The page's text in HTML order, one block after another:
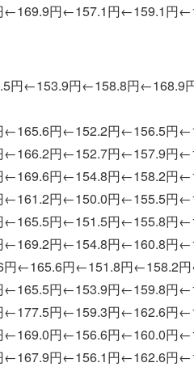
円←157.1円←159.1円
円←153.9円←158.8円←168.9
円←152.2円←156.5円
円←152.7円←157.9円
円←154.8円←158.2円
円←150.0円←155.5円
円←151.5円←155.8円
円←154.8円←160.8円
←165.6円←151.8円←158.2
円←153.9円←159.8円
円←159.3円←162.6円
円←156.6円←160.0円
円←156.1円←162.6円